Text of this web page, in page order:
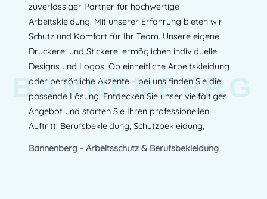
zuverlässiger Partner für hochwertige
Arbeitskleidung. Mit unserer Erfahrung bieten wir
Schutz und Komfort für Ihr Team. Unsere eigene
Druckerei und Stickerei ermöglichen individuelle
Designs und Logos. Ob einheitliche Arbeitskleidung
oder persönliche Akzente – bei uns finden Sie die
passende Lösung. Entdecken Sie unser vielfältiges
Angebot und starten Sie Ihren professionellen
Auftritt! Berufsbekleidung, Schutzbekleidung,
Bannenberg - Arbeitsschutz & Berufsbekleidung
BANNENBERG